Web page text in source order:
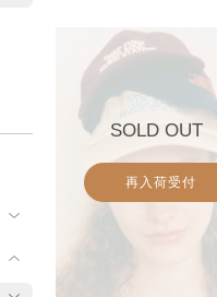
SOLD OUT
再入荷受付